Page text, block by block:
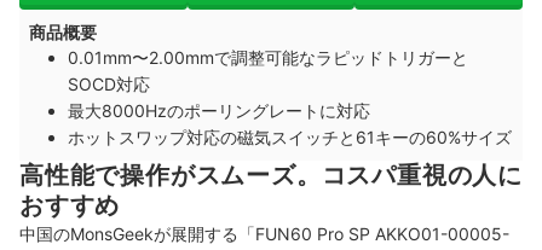
商品概要
0.01mm〜2.00mmで調整可能なラピッドトリガーと
SOCD対応
最大8000Hzのポーリングレートに対応
ホットスワップ対応の磁気スイッチと61キーの60%サイズ
高性能で操作がスムーズ。コスパ重視の人に
おすすめ
中国のMonsGeekが展開する「FUN60 Pro SP ‎AKKO01-00005-